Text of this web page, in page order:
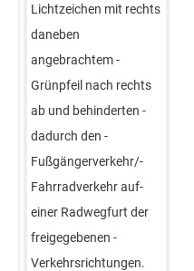
Lichtzeichen ­mit rechts
­daneben
angebrachtem ­
Grünpfeil nach ­rechts
ab ­und behinderten ­
dadurch den ­
Fußgängerverkehr/­
Fahrradverkehr auf­
einer Radwegfurt ­der
freigegebenen ­
Verkehrsrichtungen.